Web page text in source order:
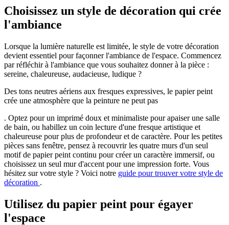
Choisissez un style de décoration qui crée
l'ambiance
Lorsque la lumière naturelle est limitée, le style de votre décoration
devient essentiel pour façonner l'ambiance de l'espace. Commencez
par réfléchir à l'ambiance que vous souhaitez donner à la pièce :
sereine, chaleureuse, audacieuse, ludique ?
Des tons neutres aériens aux fresques expressives, le papier peint
crée une atmosphère que la peinture ne peut pas
. Optez pour un imprimé doux et minimaliste pour apaiser une salle
de bain, ou habillez un coin lecture d'une fresque artistique et
chaleureuse pour plus de profondeur et de caractère. Pour les petites
pièces sans fenêtre, pensez à recouvrir les quatre murs d'un seul
motif de papier peint continu pour créer un caractère immersif, ou
choisissez un seul mur d'accent pour une impression forte. Vous
hésitez sur votre style ? Voici notre guide pour trouver votre style de
décoration .
Utilisez du papier peint pour égayer
l'espace